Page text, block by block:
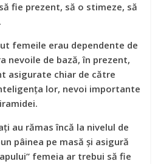
fie prezent, să o stimeze, să
femeile erau dependente de
nevoile de bază, în prezent,
asigurate chiar de către
lor, nevoi importante
au rămas încă la nivelul de
pâinea pe masă și asigură
femeia ar trebui să fie